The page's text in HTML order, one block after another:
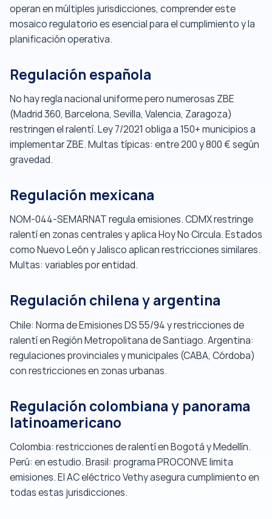
operan en múltiples jurisdicciones, comprender este
mosaico regulatorio es esencial para el cumplimiento y la
planificación operativa.
Regulación española
No hay regla nacional uniforme pero numerosas ZBE
(Madrid 360, Barcelona, Sevilla, Valencia, Zaragoza)
restringen el ralentí. Ley 7/2021 obliga a 150+ municipios a
implementar ZBE. Multas típicas: entre 200 y 800 € según
gravedad.
Regulación mexicana
NOM-044-SEMARNAT regula emisiones. CDMX restringe
ralentí en zonas centrales y aplica Hoy No Circula. Estados
como Nuevo León y Jalisco aplican restricciones similares.
Multas: variables por entidad.
Regulación chilena y argentina
Chile: Norma de Emisiones DS 55/94 y restricciones de
ralentí en Región Metropolitana de Santiago. Argentina:
regulaciones provinciales y municipales (CABA, Córdoba)
con restricciones en zonas urbanas.
Regulación colombiana y panorama
latinoamericano
Colombia: restricciones de ralentí en Bogotá y Medellín.
Perú: en estudio. Brasil: programa PROCONVE limita
emisiones. El AC eléctrico Vethy asegura cumplimiento en
todas estas jurisdicciones.